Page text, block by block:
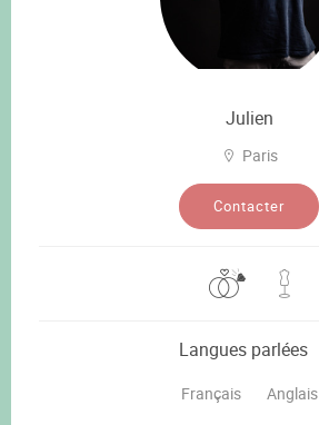
Julien
Paris
Contacter
Langues parlées
Français Anglais